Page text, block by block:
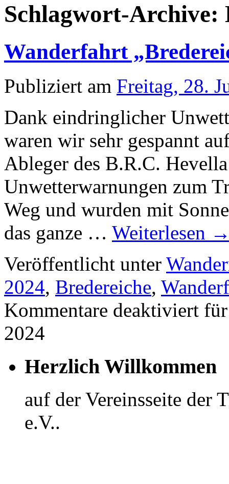
Schlagwort-Archive:
Wanderfahrt
Publiziert am Freitag, 28.
Dank eindringlicher
waren wir sehr gespannt
Ableger des B.R.C.
Unwetterwarnungen zum
Weg und wurden mit
das ganze … Weiterlesen
Veröffentlicht unter
2024, Bredereiche,
Kommentare deaktiviert
2024
Herzlich Willkommen
auf der Vereinsseite der
e.V..